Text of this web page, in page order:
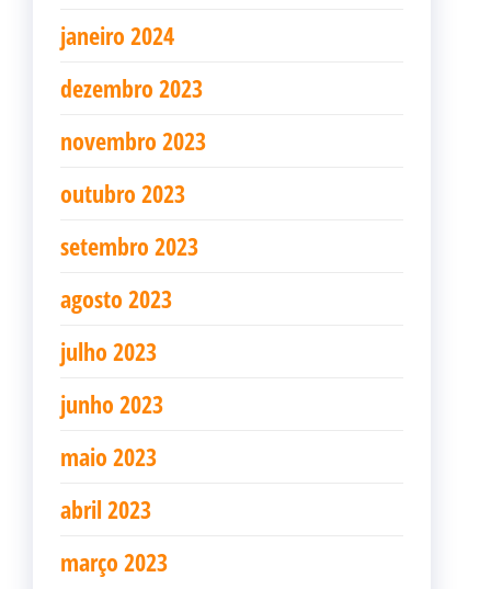
janeiro 2024
dezembro 2023
novembro 2023
outubro 2023
setembro 2023
agosto 2023
julho 2023
junho 2023
maio 2023
abril 2023
março 2023